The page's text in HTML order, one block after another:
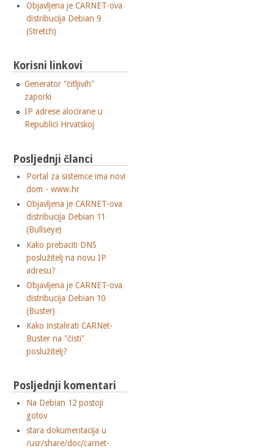
Objavljena je CARNET-ova
distribucija Debian 9
(Stretch)
Korisni linkovi
Generator "čitljivih"
zaporki
IP adrese alocirane u
Republici Hrvatskoj
Posljednji članci
Portal za sistemce ima novi
dom - www.hr
Objavljena je CARNET-ova
distribucija Debian 11
(Bullseye)
Kako prebaciti DNS
poslužitelj na novu IP
adresu?
Objavljena je CARNET-ova
distribucija Debian 10
(Buster)
Kako instalirati CARNet-
Buster na "čisti"
poslužitelj?
Posljednji komentari
Na Debian 12 postoji
gotov
stara dokumentacija u
/usr/share/doc/carnet-